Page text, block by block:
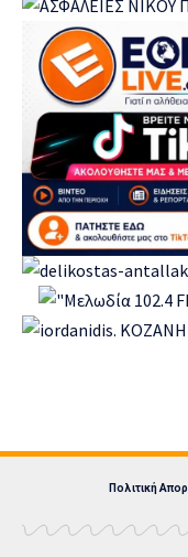
Πολιτική